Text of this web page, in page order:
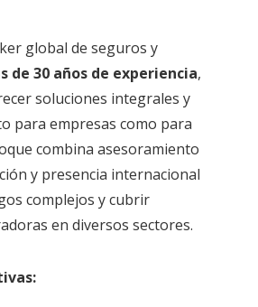
global de seguros y
de 30 años de experiencia,
soluciones integrales y
para empresas como para
combina asesoramiento
y presencia internacional
complejos y cubrir
en diversos sectores.